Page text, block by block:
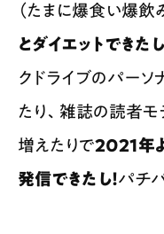
（たまに爆食い爆飲
とダイエットできたし
クドライブのパーソ
たり、雑誌の読者
増えたりで2021年
発信できたし！パチ